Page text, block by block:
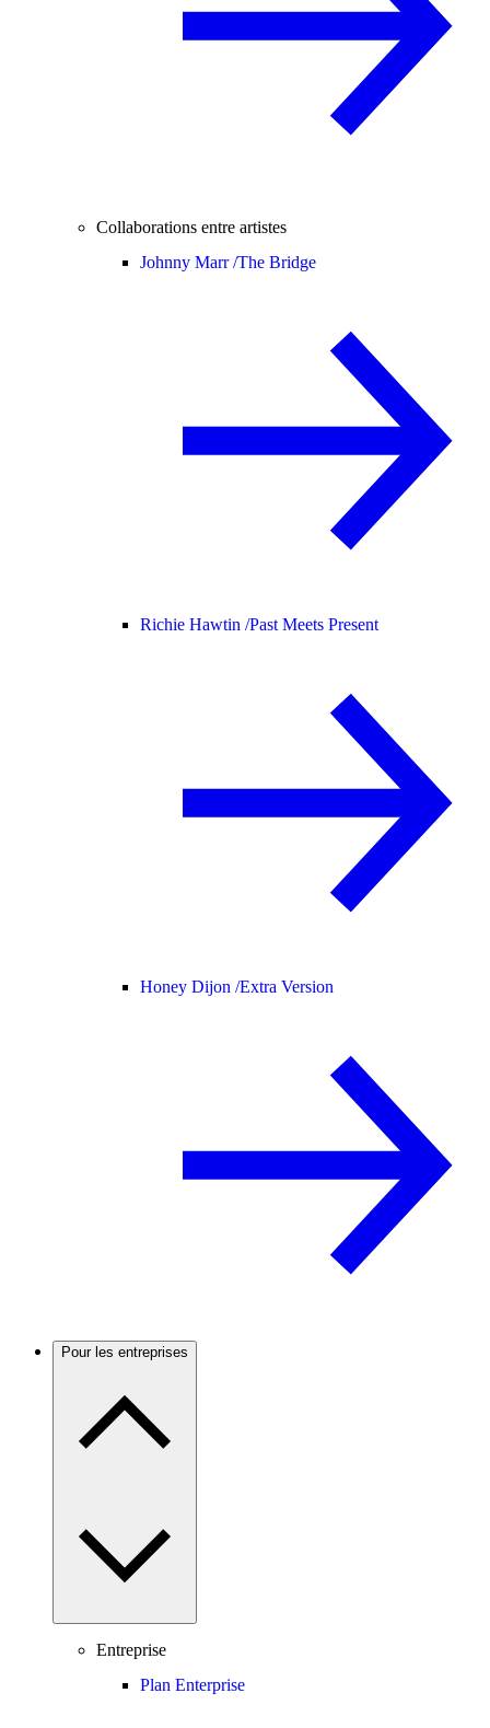
Collaborations entre artistes
Johnny Marr /The Bridge
Richie Hawtin /Past Meets Present
Honey Dijon /Extra Version
Pour les entreprises
Entreprise
Plan Enterprise